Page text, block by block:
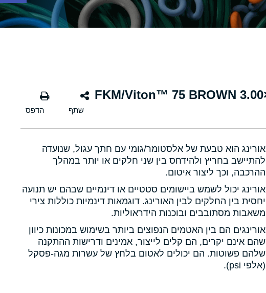
אורינג חום - 29.50×3.00 FKM/Viton™ 75 BROWN
אורינג הוא טבעת של אלסטומר/גומי עם חתך עגול, שנועדה
להתיישב בחריץ ולהידחס בין שני חלקים או יותר במהלך
ההרכבה, וכך ליצור איטום.
אורינג יכול לשמש ביישומים סטטיים או דינמיים שבהם יש תנועה
יחסית בין החלקים לבין האורינג. דוגמאות דינמיות כוללות צירי
משאבות מסתובבים ובוכנות הידראוליות.
אורינגים הם בין האטמים הנפוצים ביותר בשימוש במכונות כיוון
שהם אינם יקרים, הם קלים לייצור, אמינים ודרישות ההתקנה
שלהם פשוטות. הם יכולים לאטום בלחץ של עשרות מגה-פסקל
(אלפי psi).